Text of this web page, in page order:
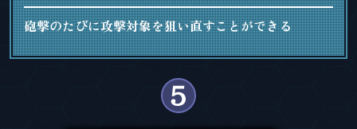
砲撃のたびに攻撃対象を狙い直すことができる